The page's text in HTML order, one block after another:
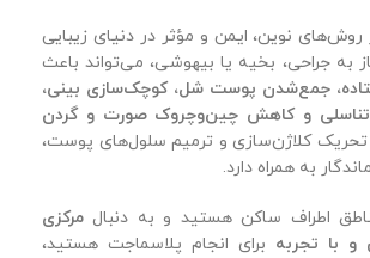
نوین، ایمن و مؤثر در دنیای زیبایی
به جراحی، بخیه یا بیهوشی، می‌تواند باعث
جمع‌شدن پوست شل، کوچک‌سازی بینی،
تناسلی و کاهش چین‌وچروک صورت و گردن
کلاژن‌سازی و ترمیم سلول‌های پوست،
به همراه دارد.
اطراف ساکن هستید و به دنبال مرکزی
با تجربه برای انجام پلاسماجت هستید،